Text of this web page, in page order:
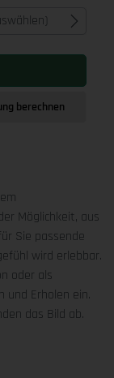
berechnen
Möglichkeit, aus
Sie passende
wird erlebbar.
oder als
und Erholen ein.
das Bild ab.